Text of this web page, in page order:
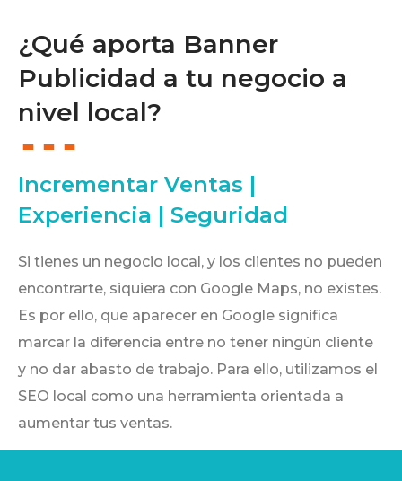
¿Qué aporta Banner
Publicidad a tu negocio a
nivel local?
Incrementar Ventas |
Experiencia | Seguridad
Si tienes un negocio local, y los clientes no pueden
encontrarte, siquiera con Google Maps, no existes.
Es por ello, que aparecer en Google significa
marcar la diferencia entre no tener ningún cliente
y no dar abasto de trabajo. Para ello, utilizamos el
SEO local como una herramienta orientada a
aumentar tus ventas.